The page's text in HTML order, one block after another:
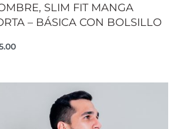
SLIM FIT MANGA
– BÁSICA CON BOLSILLO